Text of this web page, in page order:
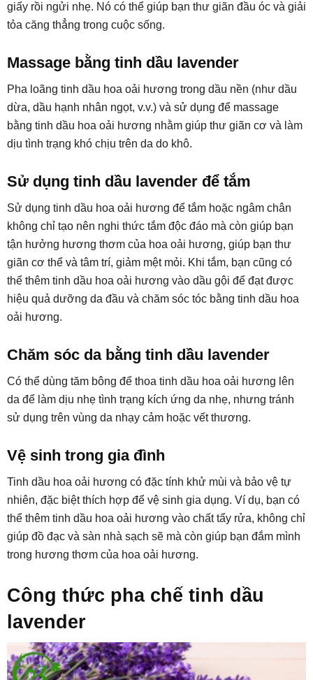
giấy rồi ngửi nhẹ. Nó có thể giúp bạn thư giãn đầu óc và giải
tỏa căng thẳng trong cuộc sống.
Massage bằng tinh dầu lavender
Pha loãng tinh dầu hoa oải hương trong dầu nền (như dầu
dừa, dầu hạnh nhân ngọt, v.v.) và sử dụng để massage
bằng tinh dầu hoa oải hương nhằm giúp thư giãn cơ và làm
dịu tình trạng khó chịu trên da do khô.
Sử dụng tinh dầu lavender để tắm
Sử dụng tinh dầu hoa oải hương để tắm hoặc ngâm chân
không chỉ tạo nên nghi thức tắm độc đáo mà còn giúp bạn
tận hưởng hương thơm của hoa oải hương, giúp bạn thư
giãn cơ thể và tâm trí, giảm mệt mỏi. Khi tắm, bạn cũng có
thể thêm tinh dầu hoa oải hương vào dầu gội để đạt được
hiệu quả dưỡng da đầu và chăm sóc tóc bằng tinh dầu hoa
oải hương.
Chăm sóc da bằng tinh dầu lavender
Có thể dùng tăm bông để thoa tinh dầu hoa oải hương lên
da để làm dịu nhẹ tình trạng kích ứng da nhẹ, nhưng tránh
sử dụng trên vùng da nhạy cảm hoặc vết thương.
Vệ sinh trong gia đình
Tinh dầu hoa oải hương có đặc tính khử mùi và bảo vệ tự
nhiên, đặc biệt thích hợp để vệ sinh gia dụng. Ví dụ, bạn có
thể thêm tinh dầu hoa oải hương vào chất tẩy rửa, không chỉ
giúp đồ đạc và sàn nhà sạch sẽ mà còn giúp bạn đắm mình
trong hương thơm của hoa oải hương.
Công thức pha chế tinh dầu
lavender